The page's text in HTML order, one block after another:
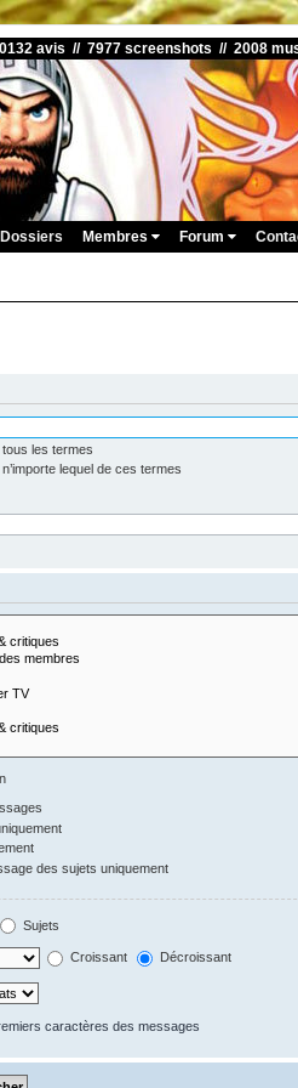
avis // 7977 screenshots // 2008
Dossiers Membres Forum
les termes
lequel de ces termes
des sujets uniquement
Sujets
Croissant Décroissant
caractères des messages